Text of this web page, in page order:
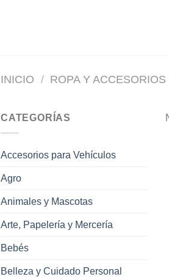
INICIO / ROPA Y ACCESORIOS
CATEGORÍAS
Accesorios para Vehículos
Agro
Animales y Mascotas
Arte, Papelería y Mercería
Bebés
Belleza y Cuidado Personal